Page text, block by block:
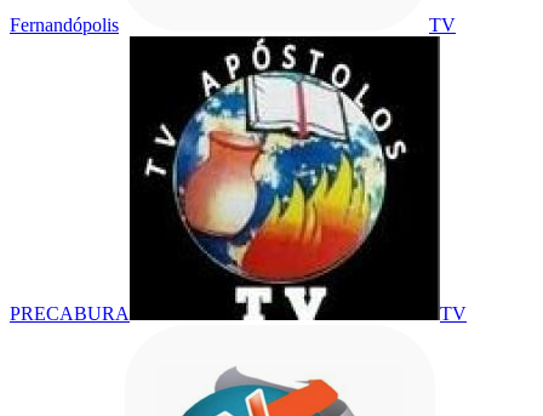
Fernandópolis TV
PRECABURA TV